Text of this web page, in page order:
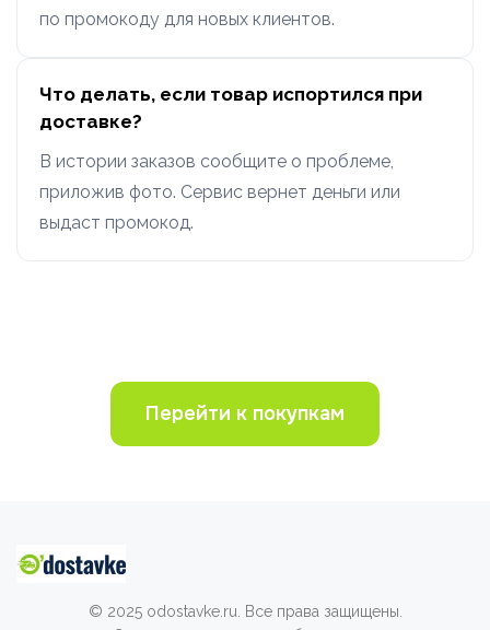
по промокоду для новых клиентов.
Что делать, если товар испортился при
доставке?
В истории заказов сообщите о проблеме,
приложив фото. Сервис вернет деньги или
выдаст промокод.
Перейти к покупкам
© 2025 odostavke.ru. Все права защищены.